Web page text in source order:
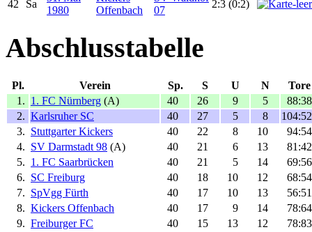
42 Sa
1980
Offenbach
07
2:3 (0:2)
Abschlusstabelle
Pl. Verein Sp. S U N
Tore
1. 1. FC Nürnberg (A) 40 26 9 5
88:38
2. Karlsruher SC 40 27 5 8
104:52
3. Stuttgarter Kickers 40 22 8 10
94:54
4. SV Darmstadt 98 (A) 40 21 6 13
81:42
5. 1. FC Saarbrücken 40 21 5 14
69:56
6. SC Freiburg 40 18 10 12
68:54
7. SpVgg Fürth 40 17 10 13
56:51
8. Kickers Offenbach 40 17 9 14
78:64
9. Freiburger FC 40 15 13 12
78:83